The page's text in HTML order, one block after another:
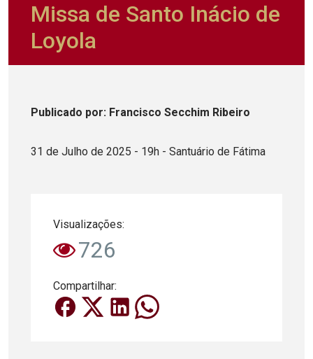
Missa de Santo Inácio de
Loyola
Publicado por: Francisco Secchim Ribeiro
31 de Julho de 2025 - 19h - Santuário de Fátima
Visualizações:
726
Compartilhar: